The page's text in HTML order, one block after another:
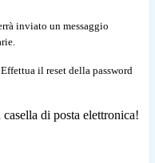
inviato un messaggio
il reset della password
di posta elettronica!